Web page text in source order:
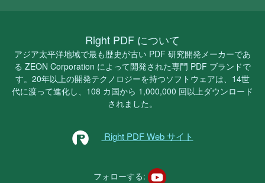
Right PDF について
アジア太平洋地域で最も歴史が古い PDF 研究開発メーカーであ
る ZEON Corporation によって開発された専門 PDF ブランドで
す。20年以上の開発テクノロジーを持つソフトウェアは、14世
代に渡って進化し、108 カ国から 1,000,000 回以上ダウンロード
されました。
Right PDF Web サイト
フォローする: